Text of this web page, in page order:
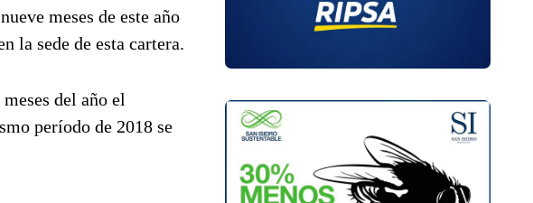
meses de este año
la sede de esta cartera.
del año el
período de 2018 se